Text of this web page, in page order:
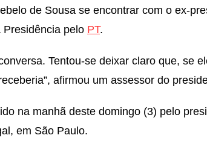
de Sousa se encontrar com o ex-
Presidência pelo PT.
Tentou-se deixar claro que, se
afirmou um assessor do
na manhã deste domingo (3) pelo
em São Paulo.